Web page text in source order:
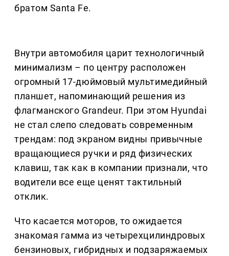
братом Santa Fe.
Внутри автомобиля царит технологичный
минимализм – по центру расположен
огромный 17-дюймовый мультимедийный
планшет, напоминающий решения из
флагманского Grandeur. При этом Hyundai
не стал слепо следовать современным
трендам: под экраном видны привычные
вращающиеся ручки и ряд физических
клавиш, так как в компании признали, что
водители все еще ценят тактильный
отклик.
Что касается моторов, то ожидается
знакомая гамма из четырехцилиндровых
бензиновых, гибридных и подзаряжаемых